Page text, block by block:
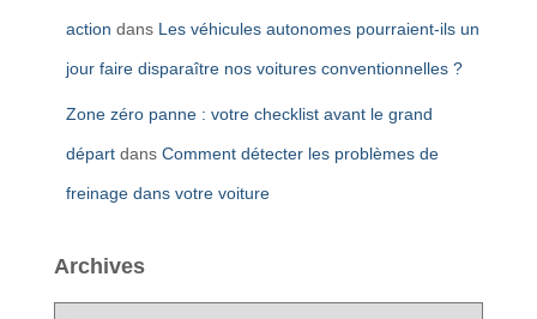
action dans Les véhicules autonomes pourraient-ils un
jour faire disparaître nos voitures conventionnelles ?
Zone zéro panne : votre checklist avant le grand
départ dans Comment détecter les problèmes de
freinage dans votre voiture
Archives